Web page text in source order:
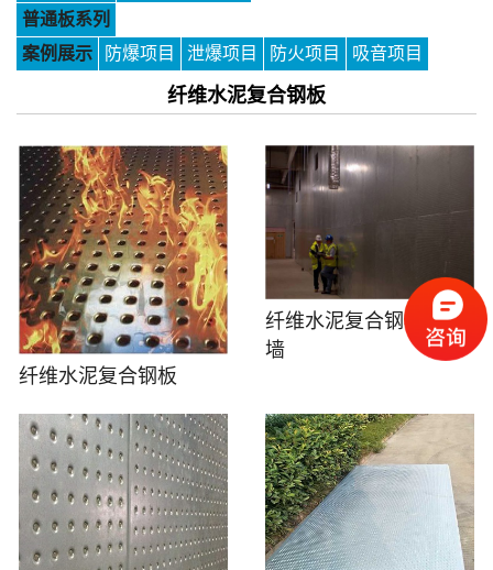
普通板系列
案例展示
防爆项目 泄爆项目 防火项目 吸音项目
纤维水泥复合钢板
纤维水泥复合钢板
纤维水泥复合钢板抗爆
墙